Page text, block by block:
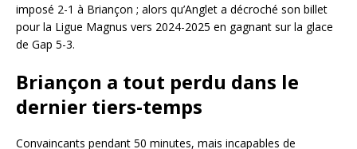
imposé 2-1 à Briançon ; alors qu’Anglet a décroché son billet
pour la Ligue Magnus vers 2024-2025 en gagnant sur la glace
de Gap 5-3.
Briançon a tout perdu dans le
dernier tiers-temps
Convaincants pendant 50 minutes, mais incapables de